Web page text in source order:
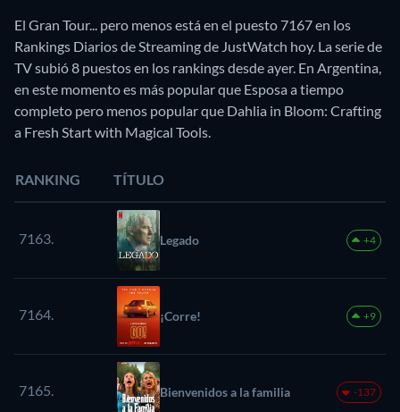
El Gran Tour... pero menos está en el puesto 7167 en los
Rankings Diarios de Streaming de JustWatch hoy. La serie de
TV subió 8 puestos en los rankings desde ayer. En Argentina,
en este momento es más popular que Esposa a tiempo
completo pero menos popular que Dahlia in Bloom: Crafting
a Fresh Start with Magical Tools.
RANKING TÍTULO
7163. Legado +4
7164. ¡Corre! +9
7165. Bienvenidos a la familia -137